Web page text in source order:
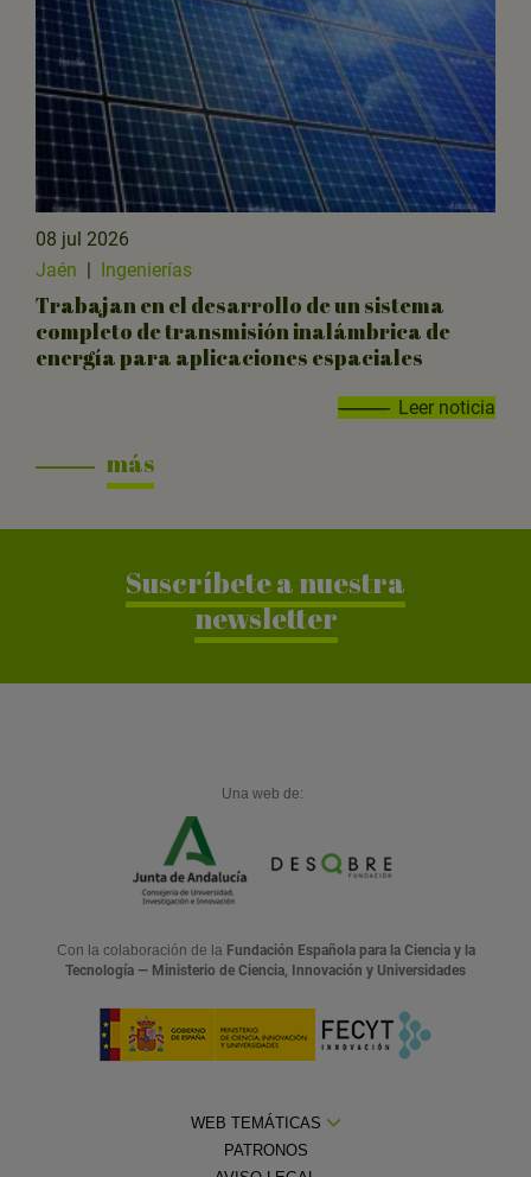
08 jul 2026
Jaén | Ingenierías
Trabajan en el desarrollo de un sistema
completo de transmisión inalámbrica de
energía para aplicaciones espaciales
Leer noticia
más
Suscríbete a nuestra
newsletter
Una web de:
Con la colaboración de la Fundación Española para la Ciencia y la
Tecnología — Ministerio de Ciencia, Innovación y Universidades
WEB TEMÁTICAS
PATRONOS